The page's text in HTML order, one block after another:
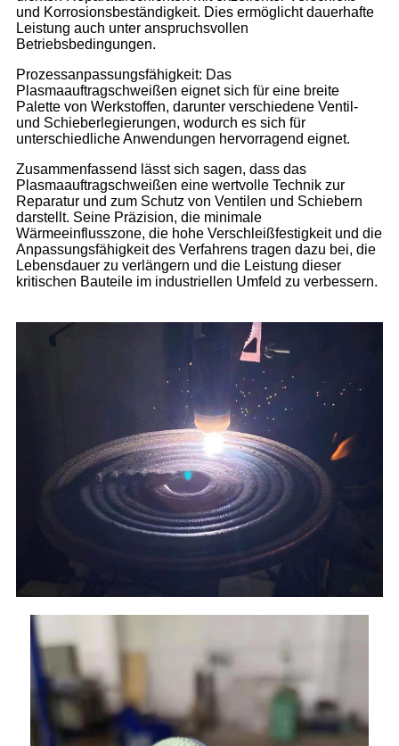
und Korrosionsbeständigkeit. Dies ermöglicht dauerhafte
Leistung auch unter anspruchsvollen
Betriebsbedingungen.
Prozessanpassungsfähigkeit: Das
Plasmaauftragschweißen eignet sich für eine breite
Palette von Werkstoffen, darunter verschiedene Ventil-
und Schieberlegierungen, wodurch es sich für
unterschiedliche Anwendungen hervorragend eignet.
Zusammenfassend lässt sich sagen, dass das
Plasmaauftragschweißen eine wertvolle Technik zur
Reparatur und zum Schutz von Ventilen und Schiebern
darstellt. Seine Präzision, die minimale
Wärmeeinflusszone, die hohe Verschleißfestigkeit und die
Anpassungsfähigkeit des Verfahrens tragen dazu bei, die
Lebensdauer zu verlängern und die Leistung dieser
kritischen Bauteile im industriellen Umfeld zu verbessern.